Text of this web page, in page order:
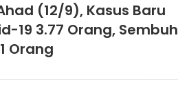
(12/9), Kasus Baru
19 3.77 Orang, Sembuh
Orang